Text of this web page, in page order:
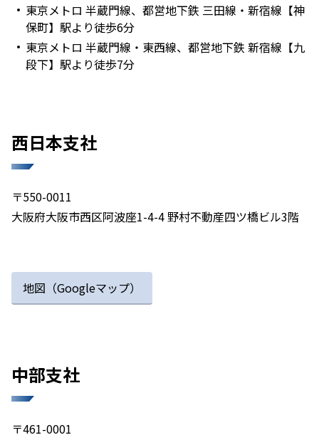
東京メトロ 半蔵門線、都営地下鉄 三田線・新宿線【神
保町】駅より徒歩6分
東京メトロ 半蔵門線・東西線、都営地下鉄 新宿線【九
段下】駅より徒歩7分
西日本支社​​
〒550-0011
大阪府大阪市西区阿波座1-4-4 野村不動産四ツ橋ビル3階
地図（Googleマップ）
中部支社​
〒461-0001